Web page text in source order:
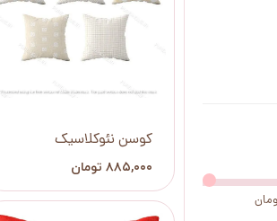
کوسن نئوکلاسیک
۸۸۵,۰۰۰ تومان